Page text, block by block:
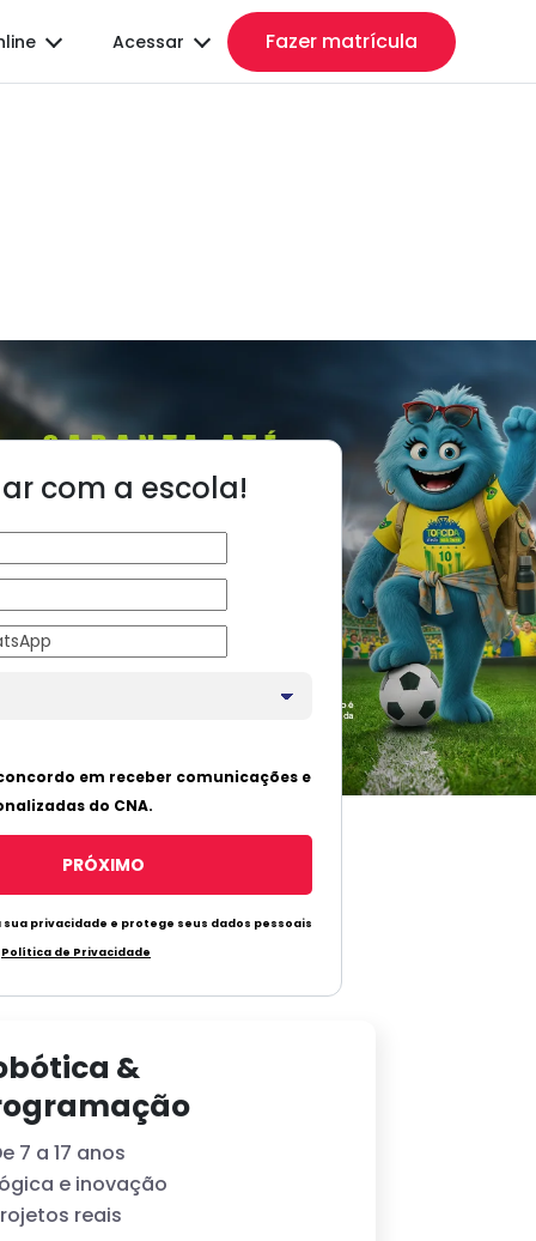
Acessar Fazer matrícula
com a escola!
&
7 a 17 anos
e inovação
reais